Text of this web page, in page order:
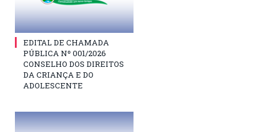
EDITAL DE CHAMADA
PÚBLICA Nº 001/2026
CONSELHO DOS DIREITOS
DA CRIANÇA E DO
ADOLESCENTE